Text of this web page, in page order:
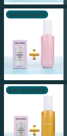
распродажа
распродажа